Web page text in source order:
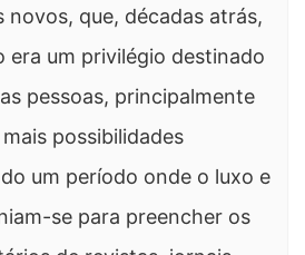
novos, que, décadas atrás,
era um privilégio destinado
pessoas, principalmente
possibilidades
um período onde o luxo e
se para preencher os